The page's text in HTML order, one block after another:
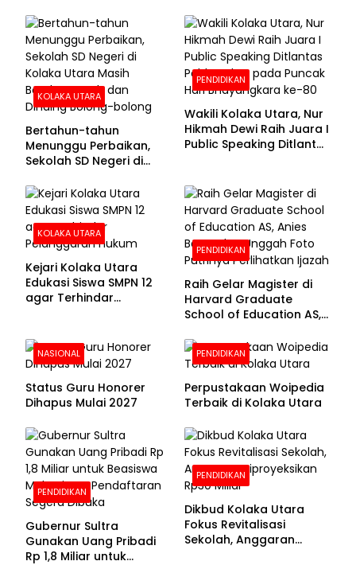
100 Persen
KOLAKA UTARA
Bertahun-tahun
Menunggu Perbaikan,
Sekolah SD Negeri di
Beralas Tanah dan
Dinding Bolong-bolong
PENDIDIKAN
Wakili Kolaka Utara, Nur
Hikmah Dewi Raih Juara I
Public Speaking Ditlantas
Bhayangkara ke-80
KOLAKA UTARA
Kejari Kolaka Utara
Edukasi Siswa SMPN 12
agar Terhindar
PENDIDIKAN
Raih Gelar Magister di
Harvard Graduate
School of Education AS,
Foto Putrinya Perlihatkan
Ijazah
NASIONAL
Status Guru Honorer
Dihapus Mulai 2027
PENDIDIKAN
Perpustakaan Woipedia
Terbaik di Kolaka Utara
PENDIDIKAN
Gubernur Sultra
Gunakan Uang Pribadi
Rp 1,8 Miliar untuk
PENDIDIKAN
Dikbud Kolaka Utara
Fokus Revitalisasi
Sekolah, Anggaran